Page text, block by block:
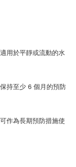
用於平靜或流動的水
持至少 6 個月的預防
作為長期預防措施使